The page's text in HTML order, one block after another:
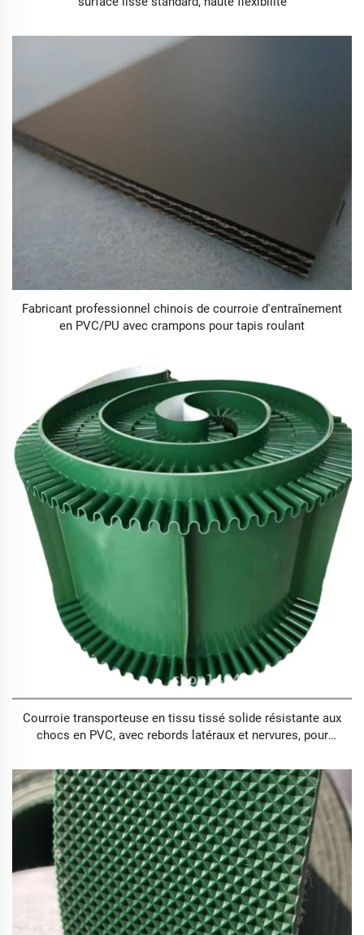
Fabricant professionnel chinois de courroie d'entraînement
en PVC/PU avec crampons pour tapis roulant
Courroie transporteuse en tissu tissé solide résistante aux
chocs en PVC, avec rebords latéraux et nervures, pour